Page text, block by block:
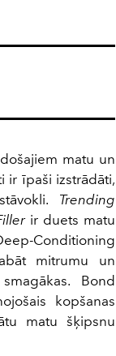
matu un
ir īpaši izstrādāti,
Trending
ir duets matu
Conditioning
mitrumu un
Bond
kopšanas
matu šķipsnu